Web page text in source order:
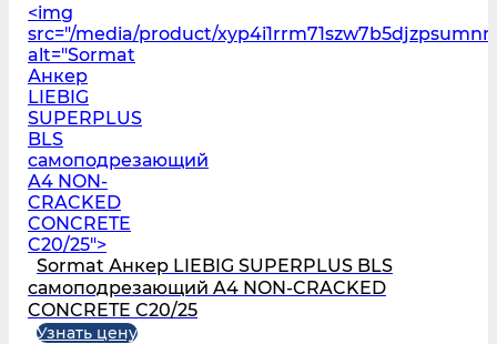
<img
src="/media/product/
alt="Sormat
Анкер
LIEBIG
SUPERPLUS
BLS
самоподрезающий
A4 NON-
CRACKED
CONCRETE
C20/25">
Sormat Анкер LIEBIG SUPERPLUS BLS
самоподрезающий A4 NON-CRACKED
CONCRETE C20/25
Узнать цену